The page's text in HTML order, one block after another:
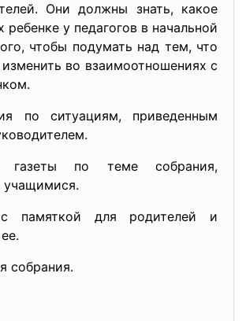
Они должны знать, какое
ребенке у педагогов в начальной
чтобы подумать над тем, что
во взаимоотношениях с
по ситуациям, приведенным
газеты по теме собрания,
памяткой для родителей и
собрания.